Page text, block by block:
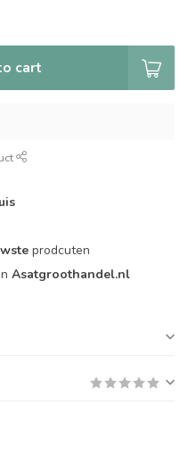
cart
prodcuten
Asatgroothandel.nl